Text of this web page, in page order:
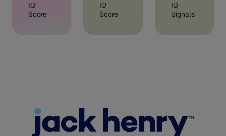
IQ
Score
IQ
Score
IQ
Signals